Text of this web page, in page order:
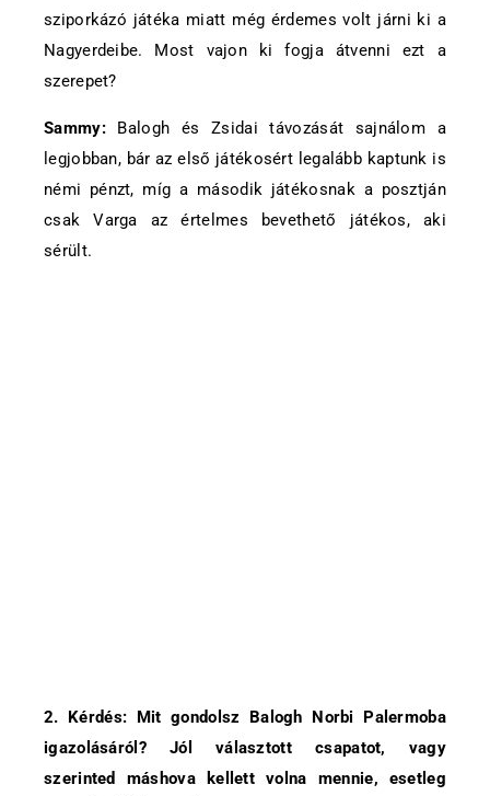
sziporkázó játéka miatt még érdemes volt járni ki a
Nagyerdeibe. Most vajon ki fogja átvenni ezt a
szerepet?
Sammy:Balogh és Zsidai távozását sajnálom a
legjobban, bár az első játékosért legalább kaptunk is
némi pénzt, míg a második játékosnak a posztján
csak Varga az értelmes bevethető játékos, aki
sérült.
2. Kérdés: Mit gondolsz Balogh Norbi Palermoba
igazolásáról? Jól választott csapatot, vagy
szerinted máshova kellett volna mennie, esetleg